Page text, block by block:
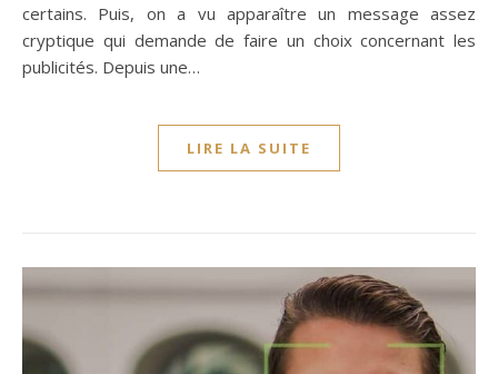
certains. Puis, on a vu apparaître un message assez
cryptique qui demande de faire un choix concernant les
publicités. Depuis une…
LIRE LA SUITE